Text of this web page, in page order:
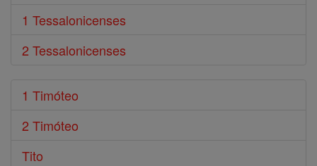
1 Tessalonicenses
2 Tessalonicenses
1 Timóteo
2 Timóteo
Tito